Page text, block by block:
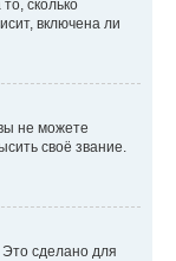
сколько
включена ли
не можете
своё звание.
сделано для